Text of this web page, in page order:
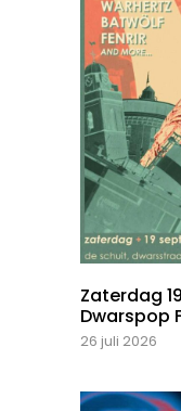
Zaterdag
Dwarspop
26 juli 2026